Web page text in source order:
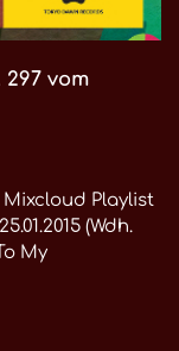
vom
Mixcloud Playlist
(Wdh.
My